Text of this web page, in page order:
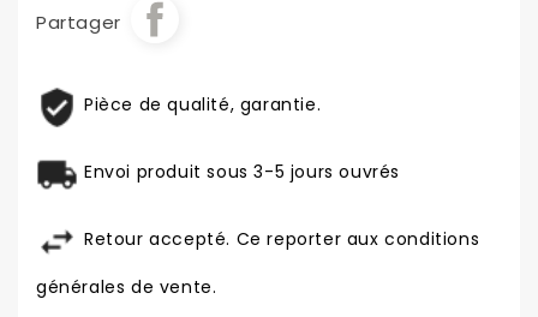
Partager
Pièce de qualité, garantie.
Envoi produit sous 3-5 jours ouvrés
Retour accepté. Ce reporter aux conditions
générales de vente.